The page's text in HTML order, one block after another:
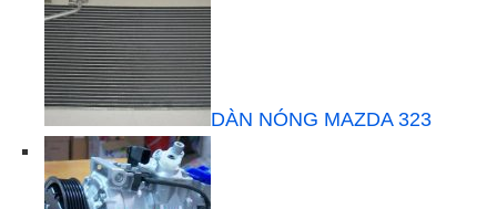
DÀN NÓNG MAZDA 323